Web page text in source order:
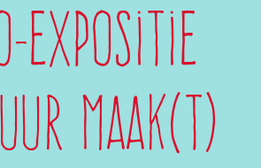
expositie
maak(t)